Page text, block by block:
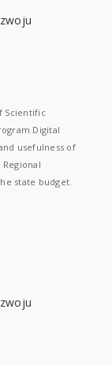
Scientific
Digital
usefulness of
state budget.